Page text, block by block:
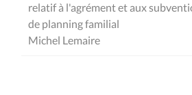
relatif à l'agrément et aux
de planning familial
Michel Lemaire